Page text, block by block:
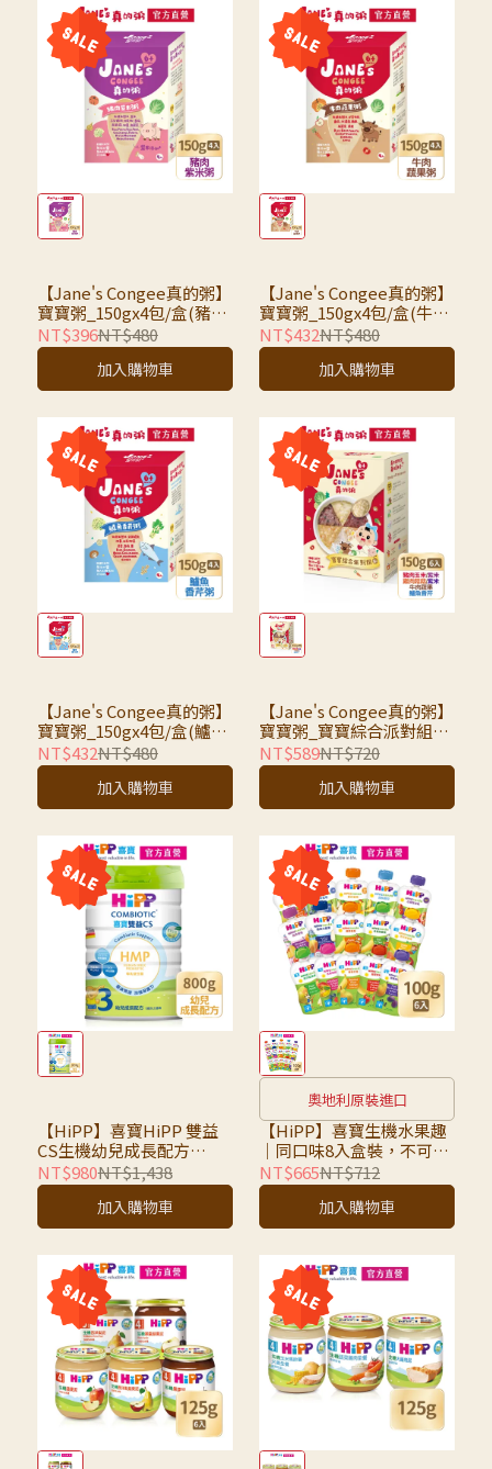
【Jane's Congee真的粥】
寶寶粥_150gx4包/盒(豬肉
紫米粥）
NT$396NT$480
加入購物車
【Jane's Congee真的粥】
寶寶粥_150gx4包/盒(牛肉
蔬果粥）
NT$432NT$480
加入購物車
【Jane's Congee真的粥】
寶寶粥_150gx4包/盒(鱸魚
香芹粥）
NT$432NT$480
加入購物車
【Jane's Congee真的粥】
寶寶粥_寶寶綜合派對組｜
真的粥150g/包｜全口味6
入組
NT$589NT$720
加入購物車
【HiPP】喜寶HiPP 雙益
CS生機幼兒成長配方
800g/罐(賞味期
2026/12/23)
NT$980NT$1,438
加入購物車
奧地利原裝進口
【HiPP】喜寶生機水果趣
｜同口味8入盒裝，不可混
搭｜超取限7組，超過請選
宅配
NT$665NT$712
加入購物車